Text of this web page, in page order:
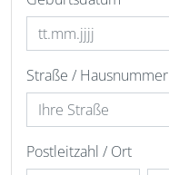
Straße / Hausnummer
Postleitzahl / Ort